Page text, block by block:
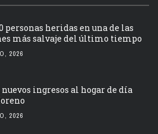
personas heridas en una de las
más salvaje del último tiempo
2026
ingresos al hogar de día
2026